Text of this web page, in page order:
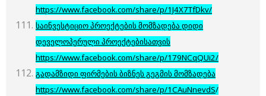
https://www.facebook.com/share/p/1J4X7TfDkv/
საინვესტიციო პროექტების მომზადება დიდი
დეველოპერული პროექტებისათვის
https://www.facebook.com/share/p/179NCqQUi2/
გადამზიდი ფირმების ბიზნეს გეგმის მომზადება
https://www.facebook.com/share/p/1CAuNnevdS/